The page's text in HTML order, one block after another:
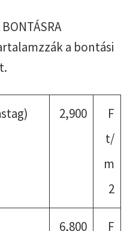
a bontási
2,900
F
t/
m
2
6,800
F